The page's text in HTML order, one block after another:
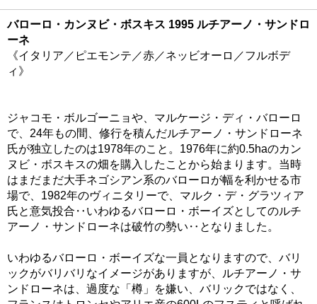
バローロ・カンヌビ・ボスキス 1995 ルチアーノ・サンドロ
ーネ
《イタリア／ピエモンテ／赤／ネッビオーロ／フルボデ
ィ》
ジャコモ・ボルゴーニョや、マルケージ・ディ・バローロ
で、24年もの間、修行を積んだルチアーノ・サンドローネ
氏が独立したのは1978年のこと。1976年に約0.5haのカン
ヌビ・ボスキスの畑を購入したことから始まります。当時
はまだまだ大手ネゴシアン系のバローロが幅を利かせる市
場で、1982年のヴィニタリーで、マルク・デ・グラツィア
氏と意気投合‥いわゆるバローロ・ボーイズとしてのルチ
アーノ・サンドローネは破竹の勢い‥となりました。
いわゆるバローロ・ボーイズな一員となりますので、バリ
ックがバリバリなイメージがありますが、ルチアーノ・サ
ンドローネは、過度な「樽」を嫌い、バリックではなく、